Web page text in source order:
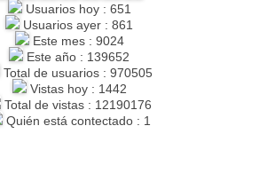
Usuarios hoy : 651
Usuarios ayer : 861
Este mes : 9024
Este año : 139652
Total de usuarios : 970505
Vistas hoy : 1442
Total de vistas : 12190176
Quién está contectado : 1